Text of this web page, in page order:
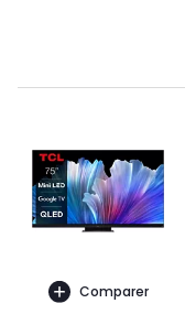
Comparer